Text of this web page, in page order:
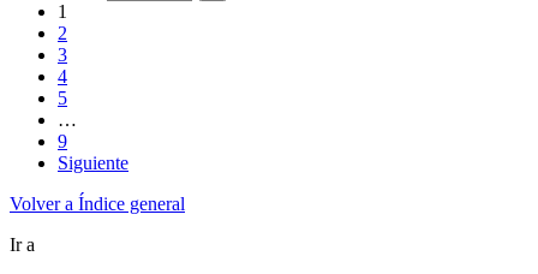
1
2
3
4
5
…
9
Siguiente
Volver a Índice general
Ir a